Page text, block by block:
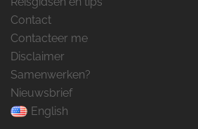
Contact
Contacteer me
Disclaimer
Samenwerken?
Nieuwsbrief
English